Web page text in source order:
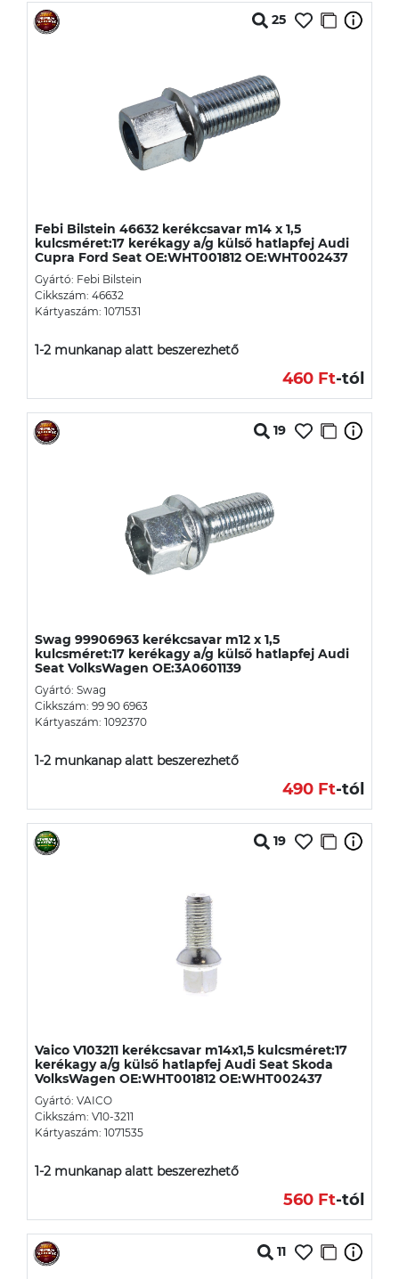
25
Febi Bilstein 46632 kerékcsavar m14 x 1,5
kulcsméret:17 kerékagy a/g külső hatlapfej Audi
Cupra Ford Seat OE:WHT001812 OE:WHT002437
Gyártó: Febi Bilstein
Cikkszám: 46632
Kártyaszám: 1071531
1-2 munkanap alatt beszerezhető
460 Ft-tól
19
Swag 99906963 kerékcsavar m12 x 1,5
kulcsméret:17 kerékagy a/g külső hatlapfej Audi
Seat VolksWagen OE:3A0601139
Gyártó: Swag
Cikkszám: 99 90 6963
Kártyaszám: 1092370
1-2 munkanap alatt beszerezhető
490 Ft-tól
19
Vaico V103211 kerékcsavar m14x1,5 kulcsméret:17
kerékagy a/g külső hatlapfej Audi Seat Skoda
VolksWagen OE:WHT001812 OE:WHT002437
Gyártó: VAICO
Cikkszám: V10-3211
Kártyaszám: 1071535
1-2 munkanap alatt beszerezhető
560 Ft-tól
11